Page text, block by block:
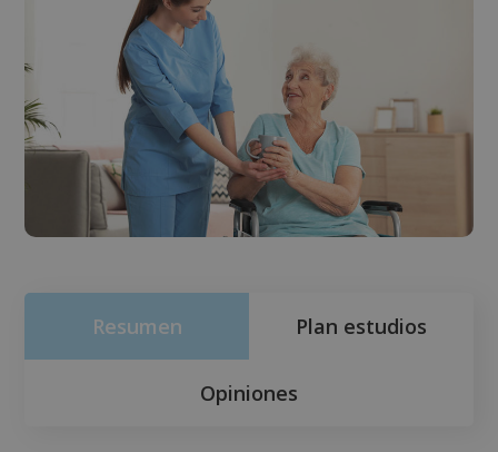
Resumen Plan estudios
Opiniones